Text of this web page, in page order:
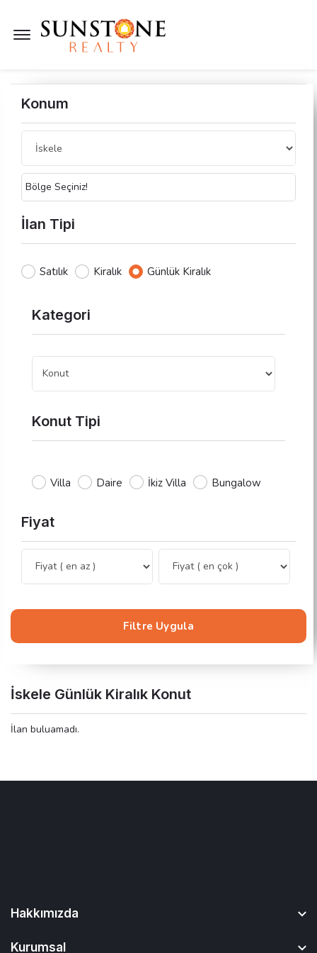
Menü Açık
Konum
Bölge Seçiniz!
İlan Tipi
Satılık Kiralık Günlük Kiralık
Kategori
Konut Tipi
Villa Daire İkiz Villa Bungalow
Fiyat
Filtre Uygula
İskele Günlük Kiralık Konut
İlan buluamadı.
Hakkımızda
Kurumsal